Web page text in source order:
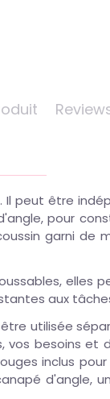
peut être
pour
garni de
elles
aux
utilisée
besoins et
inclus
d'angle,